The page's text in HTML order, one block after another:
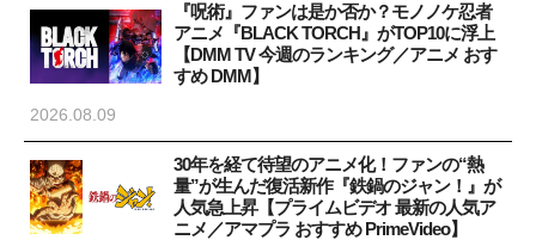
『呪術』ファンは是か否か？モノノケ忍者
アニメ『BLACK TORCH』がTOP10に浮上
【DMM TV 今週のランキング／アニメ おす
すめ DMM】
2026.08.09
30年を経て待望のアニメ化！ファンの“熱
量”が生んだ復活新作『鉄鍋のジャン！』が
人気急上昇【プライムビデオ 最新の人気ア
ニメ／アマプラ おすすめ PrimeVideo】